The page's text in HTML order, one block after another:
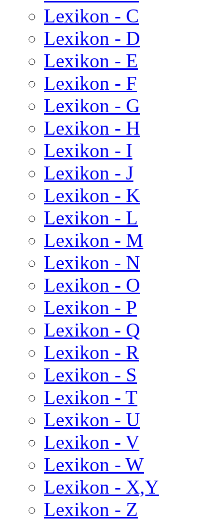
Lexikon - C
Lexikon - D
Lexikon - E
Lexikon - F
Lexikon - G
Lexikon - H
Lexikon - I
Lexikon - J
Lexikon - K
Lexikon - L
Lexikon - M
Lexikon - N
Lexikon - O
Lexikon - P
Lexikon - Q
Lexikon - R
Lexikon - S
Lexikon - T
Lexikon - U
Lexikon - V
Lexikon - W
Lexikon - X,Y
Lexikon - Z